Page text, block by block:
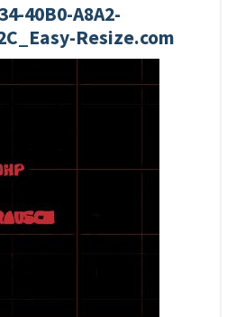
40B0-A8A2-
Resize.com